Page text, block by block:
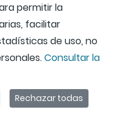
permitir la
facilitar
de uso, no
Consultar la
Rechazar todas